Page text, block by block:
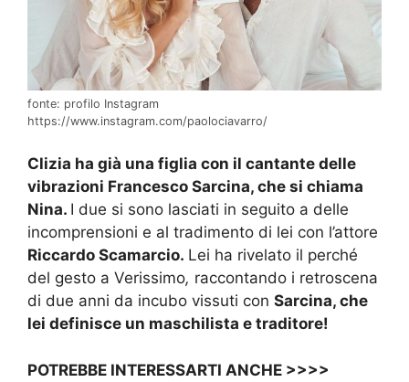
fonte: profilo Instagram
https://www.instagram.com/paolociavarro/
Clizia ha già una figlia con il cantante delle
vibrazioni Francesco Sarcina, che si chiama
Nina. I due si sono lasciati in seguito a delle
incomprensioni e al tradimento di lei con l’attore
Riccardo Scamarcio. Lei ha rivelato il perché
del gesto a Verissimo, raccontando i retroscena
di due anni da incubo vissuti con Sarcina, che
lei definisce un maschilista e traditore!
POTREBBE INTERESSARTI ANCHE >>>>